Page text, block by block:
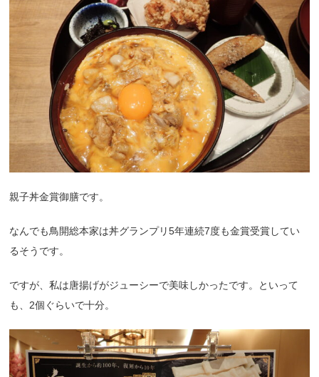
親子丼金賞御膳です。
なんでも鳥開総本家は丼グランプリ5年連続7度も金賞受賞してい
るそうです。
ですが、私は唐揚げがジューシーで美味しかったです。といって
も、2個ぐらいで十分。